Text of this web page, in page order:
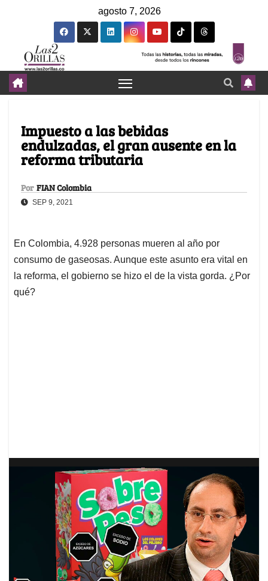
agosto 7, 2026
Impuesto a las bebidas
endulzadas, el gran ausente en la
reforma tributaria
Por FIAN Colombia
SEP 9, 2021
En Colombia, 4.928 personas mueren al año por
consumo de gaseosas. Aunque este asunto era vital en
la reforma, el gobierno se hizo el de la vista gorda. ¿Por
qué?